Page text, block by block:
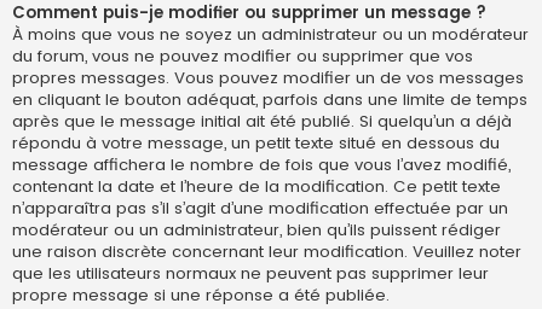
Comment puis-je modifier ou supprimer un message ?
À moins que vous ne soyez un administrateur ou un modérateur
du forum, vous ne pouvez modifier ou supprimer que vos
propres messages. Vous pouvez modifier un de vos messages
en cliquant le bouton adéquat, parfois dans une limite de temps
après que le message initial ait été publié. Si quelqu’un a déjà
répondu à votre message, un petit texte situé en dessous du
message affichera le nombre de fois que vous l’avez modifié,
contenant la date et l’heure de la modification. Ce petit texte
n’apparaîtra pas s’il s’agit d’une modification effectuée par un
modérateur ou un administrateur, bien qu’ils puissent rédiger
une raison discrète concernant leur modification. Veuillez noter
que les utilisateurs normaux ne peuvent pas supprimer leur
propre message si une réponse a été publiée.